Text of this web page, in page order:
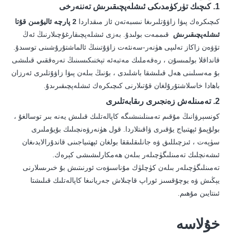
1. كىچىك تۈركۈمدىكى ئىشلەپچىقىرىش تەننەرخى
كىچىكرەك پىۋا زاۋۇتلىرىغا نىسبەتەن ئاز مىقداردا
2 پارچە ئاليۇمىن قۇتا
ئىشلەپچىقىرىش
قىممەت بولىدۇ. بەزى ئىشلەپچىقارغۇچىلارنىڭ ئەڭ
تۆۋەن زاكاز تەلىپى ھۈنەر-سەنئەت زاۋۇتىنىڭ ئالماشتۇرۇشىنى توسىدۇ.
قانداقلا بولمىسۇن ، رەقەملىك مەتبەئە تېخنىكىسىنىڭ تەرەققىي قىلىشى
بۇ مەسىلىنى ھەل قىلىشقا باشلىدى ، بۇنىڭ بىلەن پىۋا زاۋۇتلىرى ئەرزان
باھادا خاسلاشتۇرۇلغان قۇتىلارنى كىچىكرەك ئىشلەپچىقىرىدۇ.
2. تەمىنلەش زەنجىرى رىقابەتلىرى
كونسېرۋانىڭ مۇقىم تەمىنلىنىشىگە كاپالەتلىك قىلىش يەنە بىر توسالغۇ ،
بولۇپمۇ ئېھتىياج يۇقىرى ۋاقىتلاردا. قول ھۈنەرۋەنچىلىك بۇيۇملىرى
سۈپەت ، ئىزچىللىق ۋە جانلىقلىققا بولغان ئېھتىياجىنى قاندۇرالايدىغان
ئىشەنچلىك تەمىنلىگۈچىلەر بىلەن ھەمكارلىشىشى كېرەك.
تەمىنلىگۈچىلەر بىلەن كۈچلۈك مۇناسىۋەت ئورنىتىش بۇ خىرىسلارنى
يېڭىش ۋە يوچۇقسىز ئوراپ قاچىلاش جەريانىغا كاپالەتلىك قىلىشتا
ئىنتايىن مۇھىم.
خۇلاسە